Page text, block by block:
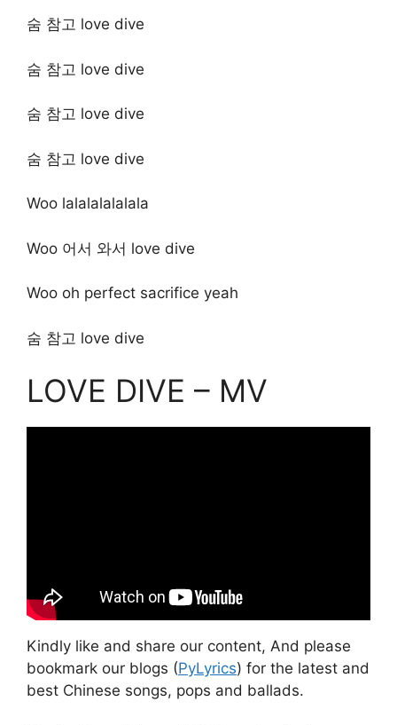
숨 참고 love dive
숨 참고 love dive
숨 참고 love dive
숨 참고 love dive
Woo lalalalalalala
Woo 어서 와서 love dive
Woo oh perfect sacrifice yeah
숨 참고 love dive
LOVE DIVE – MV
Kindly like and share our content, And please
bookmark our blogs (PyLyrics) for the latest and
best Chinese songs, pops and ballads.